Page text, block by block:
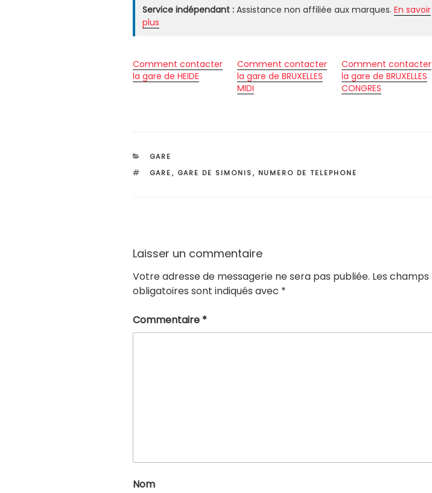
Service indépendant : Assistance non affiliée aux marques. En savoir
plus
Comment contacter
la gare de HEIDE
Comment contacter
la gare de BRUXELLES
MIDI
Comment contacter
la gare de BRUXELLES
CONGRES
CATÉGORIES
GARE
ÉTIQUETTES
GARE, GARE DE SIMONIS, NUMERO DE TELEPHONE
Laisser un commentaire
Votre adresse de messagerie ne sera pas publiée. Les champs
obligatoires sont indiqués avec *
Commentaire *
Nom